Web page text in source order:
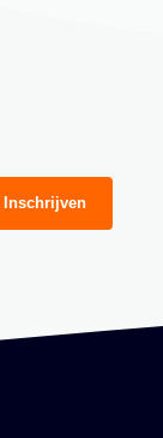
Inschrijven